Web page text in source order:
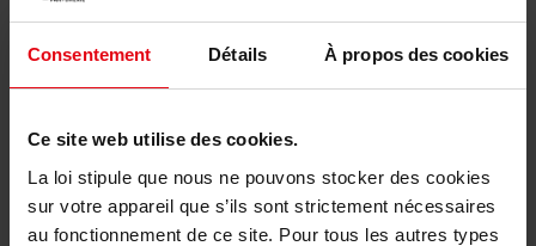
Consentement Détails À propos des cookies
Ce site web utilise des cookies.
La loi stipule que nous ne pouvons stocker des cookies
sur votre appareil que s’ils sont strictement nécessaires
au fonctionnement de ce site. Pour tous les autres types
Retour gratuit dans votre magasin